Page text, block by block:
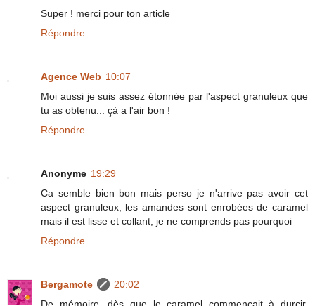
Super ! merci pour ton article
Répondre
Agence Web 10:07
Moi aussi je suis assez étonnée par l'aspect granuleux que
tu as obtenu... çà a l'air bon !
Répondre
Anonyme 19:29
Ca semble bien bon mais perso je n'arrive pas avoir cet
aspect granuleux, les amandes sont enrobées de caramel
mais il est lisse et collant, je ne comprends pas pourquoi
Répondre
Bergamote
20:02